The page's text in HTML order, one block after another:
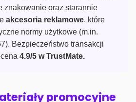
znakowanie oraz starannie
akcesoria reklamowe, które
normy użytkowe (m.in.
Bezpieczeństwo transakcji
4.9/5 w TrustMate.
promocyjne